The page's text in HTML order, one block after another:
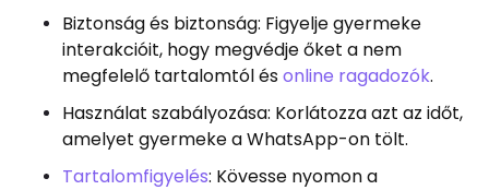
Biztonság és biztonság: Figyelje gyermeke
interakcióit, hogy megvédje őket a nem
megfelelő tartalomtól ésonline ragadozók.
Használat szabályozása: Korlátozza azt az időt,
amelyet gyermeke a WhatsApp-on tölt.
Tartalomfigyelés: Kövesse nyomon a